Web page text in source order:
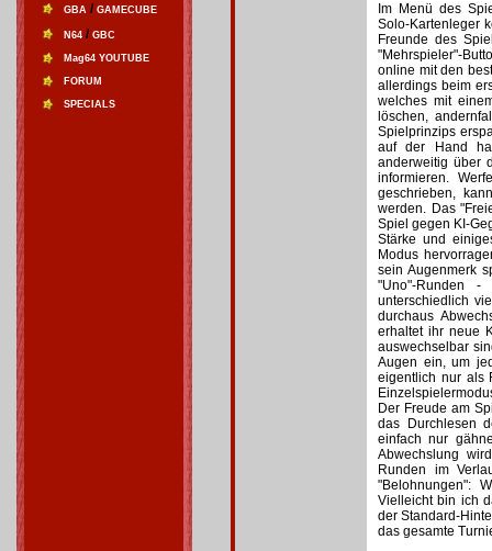
GBA / GAMECUBE
N64 / GBC
Mag64 YOUTUBE
FORUM
SPECIALS
Im Menü des
Solo-Kartenleger
Freunde des
"Mehrspieler"-
online mit den
allerdings beim
welches mit
löschen,
Spielprinzips
auf der Hand
anderweitig über
informieren.
geschrieben,
werden. Das
Spiel gegen KI-
Stärke und
Modus
sein Augenmerk
"Uno"-Runden
unterschiedlich
durchaus
erhaltet ihr neue
auswechselbar
Augen ein, um
eigentlich nur als
Der Freude am
das Durchlesen
einfach nur
Abwechslung
Runden im
"Belohnungen":
Vielleicht bin ich
der Standard-
das gesamte